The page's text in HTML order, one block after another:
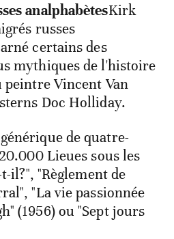
analphabètesKirk
russes
certains des
mythiques de l'histoire
Vincent Van
Doc Holliday.
de quatre-
Lieues sous les
il?", "Règlement de
"La vie passionnée
(1956) ou "Sept jours